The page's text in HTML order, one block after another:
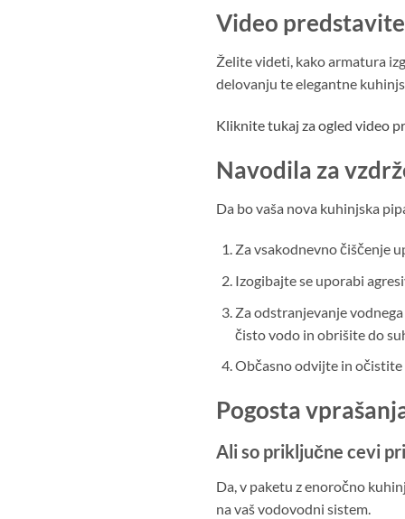
Video
Želite videti, kako armatura
delovanju te elegantne
Kliknite tukaj za ogled video
Navodila za
Da bo vaša nova kuhinjska
Za vsakodnevno čiščenje
Izogibajte se uporabi
Za odstranjevanje
čisto vodo in obrišite do
Občasno odvijte in
Pogosta
Ali so priključne cevi
Da, v paketu z enoročno
na vaš vodovodni sistem.